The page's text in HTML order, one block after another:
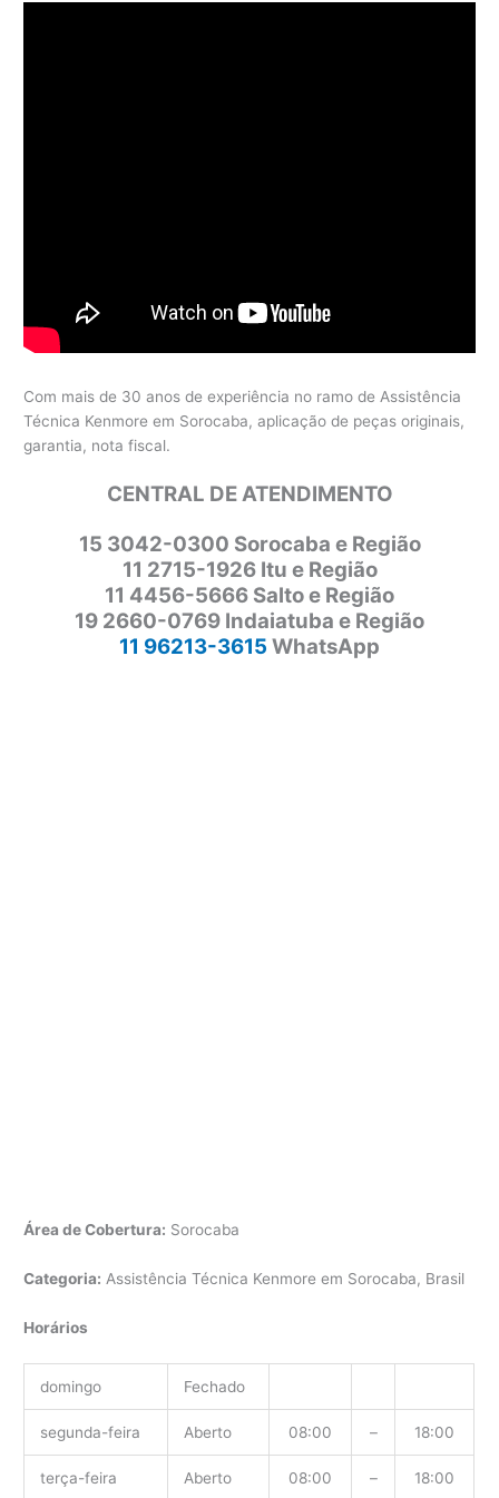
Com mais de 30 anos de experiência no ramo de Assistência
Técnica Kenmore em Sorocaba, aplicação de peças originais,
garantia, nota fiscal.
CENTRAL DE ATENDIMENTO
15 3042-0300 Sorocaba e Região
11 2715-1926 Itu e Região
11 4456-5666 Salto e Região
19 2660-0769 Indaiatuba e Região
11 96213-3615 WhatsApp
Área de Cobertura: Sorocaba
Categoria: Assistência Técnica Kenmore em Sorocaba, Brasil
Horários
domingo Fechado
segunda-feira Aberto 08:00 – 18:00
terça-feira Aberto 08:00 – 18:00